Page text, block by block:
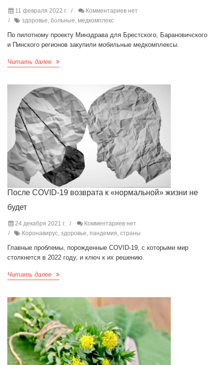
11 февраля 2022 г.
Комментариев нет
здоровье, больные, медкомплекс
По пилотному проекту Минздрава для Брестского, Барановичского
и Пинского регионов закупили мобильные медкомплексы.
Читать далее
После COVID-19 возврата к «нормальной» жизни не
будет
24 декабря 2021 г.
Комментариев нет
Коронавирус, здоровье, пандемия, страны
Главные проблемы, порожденные COVID-19, с которыми мир
столкнется в 2022 году, и ключ к их решению.
Читать далее